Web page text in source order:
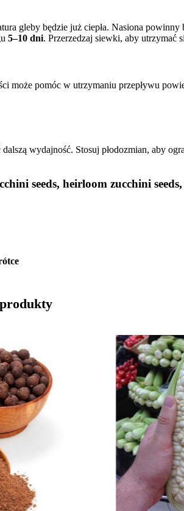
gleby będzie już ciepła. Nasiona powinny
5–10 dni. Przerzedzaj siewki, aby utrzymać
pomóc w utrzymaniu przepływu
wydajność. Stosuj płodozmian, aby
seeds, heirloom zucchini